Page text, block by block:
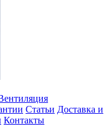
Статьи Доставка и
Контакты